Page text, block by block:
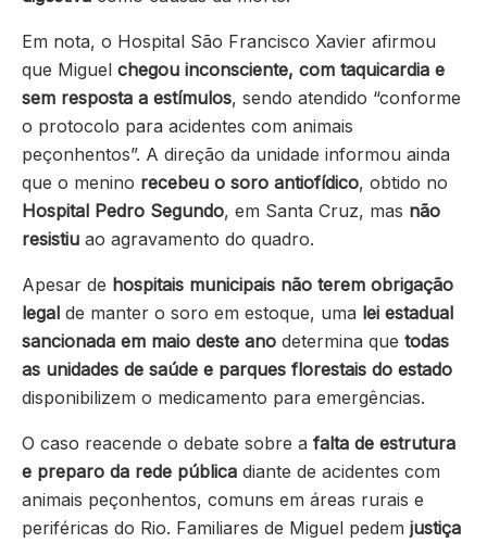
Em nota, o Hospital São Francisco Xavier afirmou
que Miguel chegou inconsciente, com taquicardia e
sem resposta a estímulos, sendo atendido “conforme
o protocolo para acidentes com animais
peçonhentos”. A direção da unidade informou ainda
que o menino recebeu o soro antiofídico, obtido no
Hospital Pedro Segundo, em Santa Cruz, mas não
resistiu ao agravamento do quadro.
Apesar de hospitais municipais não terem obrigação
legal de manter o soro em estoque, uma lei estadual
sancionada em maio deste ano determina que todas
as unidades de saúde e parques florestais do estado
disponibilizem o medicamento para emergências.
O caso reacende o debate sobre a falta de estrutura
e preparo da rede pública diante de acidentes com
animais peçonhentos, comuns em áreas rurais e
periféricas do Rio. Familiares de Miguel pedem justiça